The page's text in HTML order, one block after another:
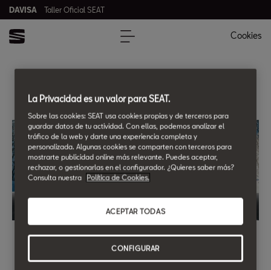
DAVISA Taller Oficial SEAT
Cookies
DAVISA
Revisamos gratis los puntos más importantes de tu SEAT.
La Privacidad es un valor para SEAT.
Sobre las cookies: SEAT usa cookies propias y de terceros para
guardar datos de tu actividad. Con ellas, podemos analizar el
tráfico de la web y darte una experiencia completa y
personalizada. Algunas cookies se comparten con terceros para
mostrarte publicidad online más relevante. Puedes aceptar,
rechazar, o gestionarlas en el configurador. ¿Quieres saber más?
Consulta nuestra
Política de Cookies.
ACEPTAR TODAS
CONFIGURAR